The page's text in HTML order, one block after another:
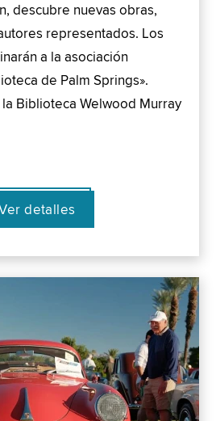
descubre nuevas obras,
representados. Los
a la asociación
de Palm Springs».
Biblioteca Welwood Murray
detalles